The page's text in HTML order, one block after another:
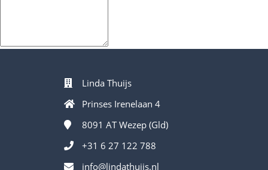
Linda Thuijs
Prinses Irenelaan 4
8091 ATWezep (Gld)
+31 6 27 122 788
info@lindathuijs.nl